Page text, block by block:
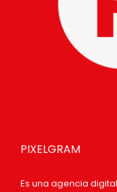
PIXELGRAM
Es una agencia